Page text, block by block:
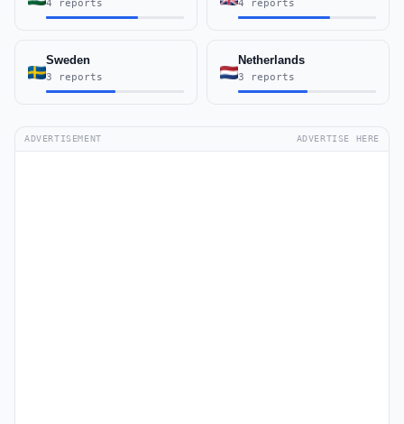
4 reports 4 reports
Sweden
3 reports
Netherlands
3 reports
ADVERTISEMENT ADVERTISE HERE